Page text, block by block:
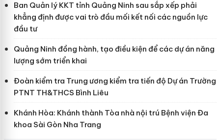
Ban Quản lý KKT tỉnh Quảng Ninh sau sắp xếp phải
khẳng định được vai trò đầu mối kết nối các nguồn lực
đầu tư
Quảng Ninh đồng hành, tạo điều kiện để các dự án năng
lượng sớm triển khai
Đoàn kiểm tra Trung ương kiểm tra tiến độ Dự án Trường
PTNT TH&THCS Bình Liêu
Khánh Hòa: Khánh thành Tòa nhà nội trú Bệnh viện Đa
khoa Sài Gòn Nha Trang